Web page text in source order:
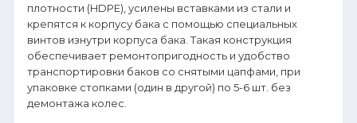
плотности (HDPE), усилены вставками из стали и
крепятся к корпусу бака с помощью специальных
винтов изнутри корпуса бака. Такая конструкция
обеспечивает ремонтопригодность и удобство
транспортировки баков со снятыми цапфами, при
упаковке стопками (один в другой) по 5-6 шт. без
демонтажа колес.